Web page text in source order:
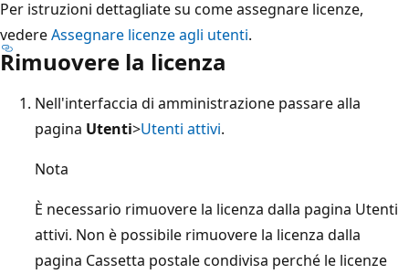
Per istruzioni dettagliate su come assegnare licenze,
vedereAssegnare licenze agli utenti.
Rimuovere la licenza
Nell'interfaccia di amministrazione passare alla
pagina Utenti>Utenti attivi.
Nota
È necessario rimuovere la licenza dalla pagina Utenti
attivi. Non è possibile rimuovere la licenza dalla
pagina Cassetta postale condivisa perché le licenze